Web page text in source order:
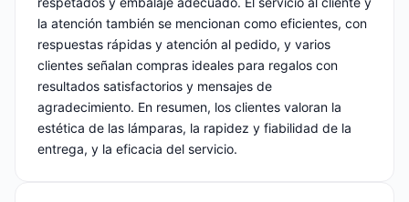
la atención también se mencionan como eficientes, con
respuestas rápidas y atención al pedido, y varios
clientes señalan compras ideales para regalos con
resultados satisfactorios y mensajes de
agradecimiento. En resumen, los clientes valoran la
estética de las lámparas, la rapidez y fiabilidad de la
entrega, y la eficacia del servicio.